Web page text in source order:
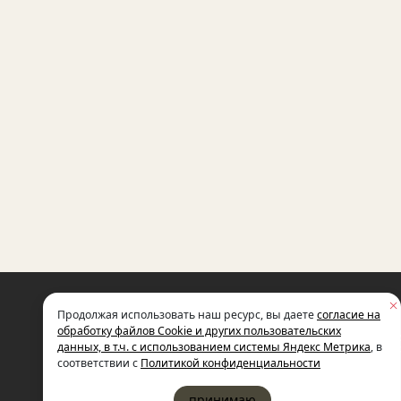
МЕЖДУНАРОДНЫЙ ФОНД
СОЦИАЛЬНО-ЭКОНОМИЧЕСКИХ
И ПОЛИТОЛОГИЧЕСКИХ
ИМЕНИ М.С. ГОРБАЧЕВА
Продолжая использовать наш ресурс, вы даетесогласие на
обработку файлов Cookie и других пользовательских
данных, в т.ч. с использованием системы Яндекс Метрика, в
соответствии с Политикой конфиденциальности